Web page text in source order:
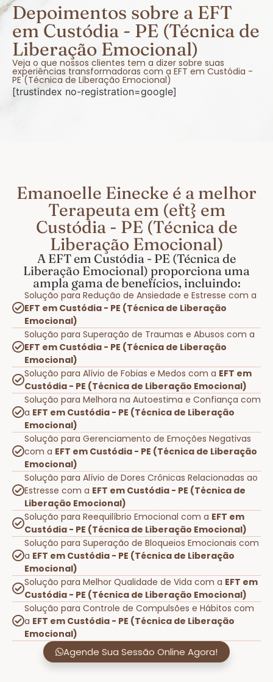
Depoimentos sobre a EFT
em Custódia - PE (Técnica de
Liberação Emocional)
Veja o que nossos clientes tem a dizer sobre suas
experiências transformadoras com a EFT em Custódia -
PE (Técnica de Liberação Emocional)
[trustindex no-registration=google]
Emanoelle Einecke é a melhor
Terapeuta em (eft} em
Custódia - PE (Técnica de
Liberação Emocional)
A EFT em Custódia - PE (Técnica de
Liberação Emocional) proporciona uma
ampla gama de benefícios, incluindo:
Solução para Redução de Ansiedade e Estresse com a
EFT em Custódia - PE (Técnica de Liberação
Emocional)
Solução para Superação de Traumas e Abusos com a
EFT em Custódia - PE (Técnica de Liberação
Emocional)
Solução para Alívio de Fobias e Medos com a EFT em
Custódia - PE (Técnica de Liberação Emocional)
Solução para Melhora na Autoestima e Confiança com
a EFT em Custódia - PE (Técnica de Liberação
Emocional)
Solução para Gerenciamento de Emoções Negativas
com a EFT em Custódia - PE (Técnica de Liberação
Emocional)
Solução para Alívio de Dores Crônicas Relacionadas ao
Estresse com a EFT em Custódia - PE (Técnica de
Liberação Emocional)
Solução para Reequilíbrio Emocional com a EFT em
Custódia - PE (Técnica de Liberação Emocional)
Solução para Superação de Bloqueios Emocionais com
a EFT em Custódia - PE (Técnica de Liberação
Emocional)
Solução para Melhor Qualidade de Vida com a EFT em
Custódia - PE (Técnica de Liberação Emocional)
Solução para Controle de Compulsões e Hábitos com
a EFT em Custódia - PE (Técnica de Liberação
Emocional)
Agende Sua Sessão Online Agora!